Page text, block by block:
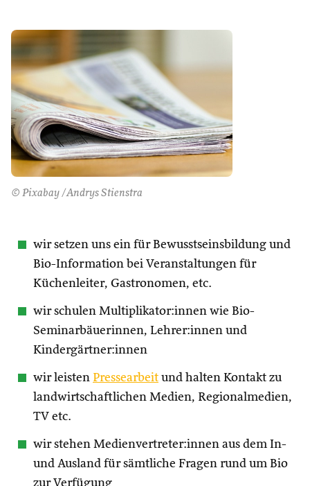
© Pixabay /Andrys Stienstra
wir setzen uns ein für Bewusstseinsbildung und
Bio-Information bei Veranstaltungen für
Küchenleiter, Gastronomen, etc.
wir schulen Multiplikator:innen wie Bio-
Seminarbäuerinnen, Lehrer:innen und
Kindergärtner:innen
wir leisten Pressearbeit und halten Kontakt zu
landwirtschaftlichen Medien, Regionalmedien,
TV etc.
wir stehen Medienvertreter:innen aus dem In-
und Ausland für sämtliche Fragen rund um Bio